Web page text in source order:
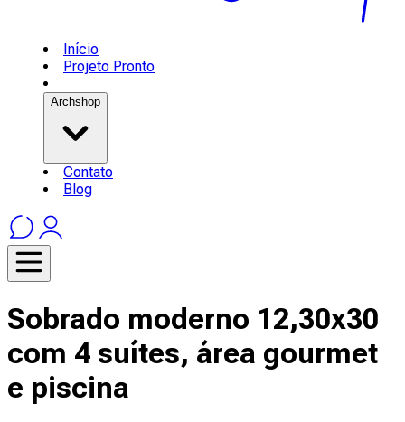
Início
Projeto Pronto
Archshop
Contato
Blog
Sobrado moderno 12,30x30
com 4 suítes, área gourmet
e piscina